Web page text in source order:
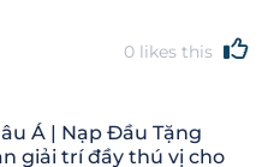
0 likes this
Á | Nạp Đầu Tặng
giải trí đầy thú vị cho